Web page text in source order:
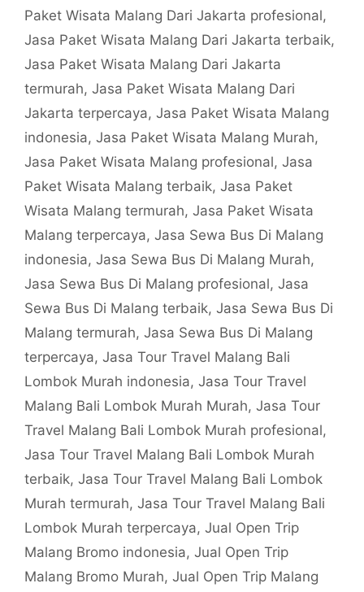
Paket Wisata Malang Dari Jakarta profesional,
Jasa Paket Wisata Malang Dari Jakarta terbaik,
Jasa Paket Wisata Malang Dari Jakarta
termurah, Jasa Paket Wisata Malang Dari
Jakarta terpercaya, Jasa Paket Wisata Malang
indonesia, Jasa Paket Wisata Malang Murah,
Jasa Paket Wisata Malang profesional, Jasa
Paket Wisata Malang terbaik, Jasa Paket
Wisata Malang termurah, Jasa Paket Wisata
Malang terpercaya, Jasa Sewa Bus Di Malang
indonesia, Jasa Sewa Bus Di Malang Murah,
Jasa Sewa Bus Di Malang profesional, Jasa
Sewa Bus Di Malang terbaik, Jasa Sewa Bus Di
Malang termurah, Jasa Sewa Bus Di Malang
terpercaya, Jasa Tour Travel Malang Bali
Lombok Murah indonesia, Jasa Tour Travel
Malang Bali Lombok Murah Murah, Jasa Tour
Travel Malang Bali Lombok Murah profesional,
Jasa Tour Travel Malang Bali Lombok Murah
terbaik, Jasa Tour Travel Malang Bali Lombok
Murah termurah, Jasa Tour Travel Malang Bali
Lombok Murah terpercaya, Jual Open Trip
Malang Bromo indonesia, Jual Open Trip
Malang Bromo Murah, Jual Open Trip Malang